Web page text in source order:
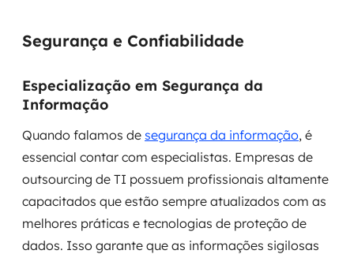
Segurança e Confiabilidade
Especialização em Segurança da
Informação
Quando falamos de segurança da informação, é
essencial contar com especialistas. Empresas de
outsourcing de TI possuem profissionais altamente
capacitados que estão sempre atualizados com as
melhores práticas e tecnologias de proteção de
dados. Isso garante que as informações sigilosas